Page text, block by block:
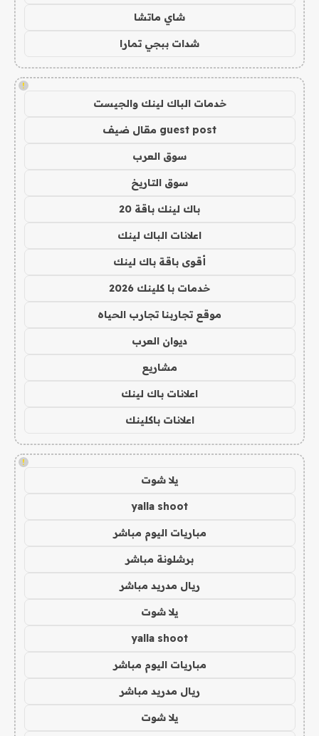
شاي ماتشا
شدات ببجي تمارا
!
خدمات الباك لينك والجيست
guest post مقال ضيف
سوق العرب
سوق التاريخ
باك لينك باقة 20
اعلانات الباك لينك
أقوى باقة باك لينك
خدمات با كلينك 2026
موقع تجاربنا تجارب الحياه
ديوان العرب
مشاريع
اعلانات باك لينك
اعلانات باكلينك
!
يلا شوت
yalla shoot
مباريات اليوم مباشر
برشلونة مباشر
ريال مدريد مباشر
يلا شوت
yalla shoot
مباريات اليوم مباشر
ريال مدريد مباشر
يلا شوت